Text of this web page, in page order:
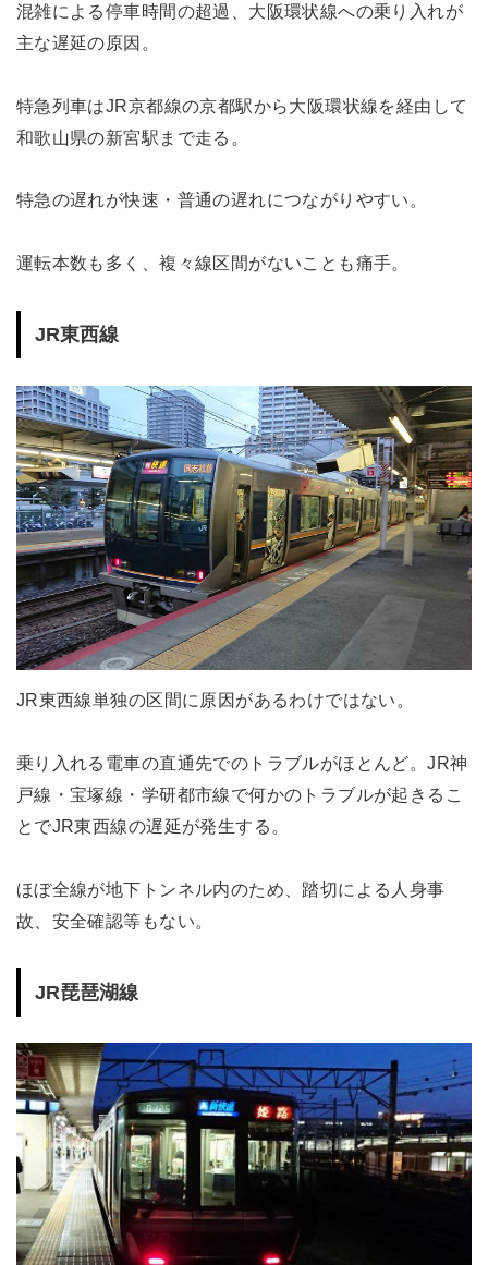
混雑による停車時間の超過、大阪環状線への乗り入れが
主な遅延の原因。
特急列車はJR京都線の京都駅から大阪環状線を経由して
和歌山県の新宮駅まで走る。
特急の遅れが快速・普通の遅れにつながりやすい。
運転本数も多く、複々線区間がないことも痛手。
JR東西線
JR東西線単独の区間に原因があるわけではない。
乗り入れる電車の直通先でのトラブルがほとんど。JR神
戸線・宝塚線・学研都市線で何かのトラブルが起きるこ
とでJR東西線の遅延が発生する。
ほぼ全線が地下トンネル内のため、踏切による人身事
故、安全確認等もない。
JR琵琶湖線